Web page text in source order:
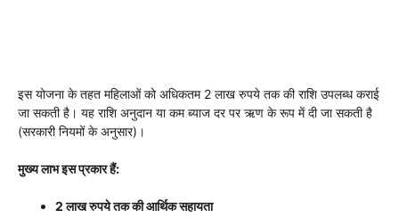
इस योजना के तहत महिलाओं को अधिकतम 2 लाख रुपये तक की राशि उपलब्ध कराई
जा सकती है। यह राशि अनुदान या कम ब्याज दर पर ऋण के रूप में दी जा सकती है
(सरकारी नियमों के अनुसार)।
मुख्य लाभ इस प्रकार हैं:
2 लाख रुपये तक की आर्थिक सहायता